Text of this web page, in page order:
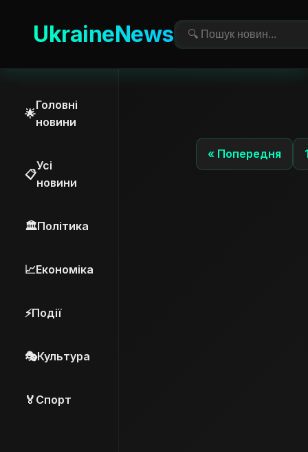
UkraineNews
🌟
Головні
новини
📋
Усі
новини
🏛️Політика
📈Економіка
⚡Події
🎭Культура
🏅 Спорт
« Попередня